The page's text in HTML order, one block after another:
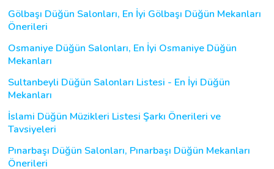
Gölbaşı Düğün Salonları, En İyi Gölbaşı Düğün Mekanları
Önerileri
Osmaniye Düğün Salonları, En İyi Osmaniye Düğün
Mekanları
Sultanbeyli Düğün Salonları Listesi - En İyi Düğün
Mekanları
İslami Düğün Müzikleri Listesi Şarkı Önerileri ve
Tavsiyeleri
Pınarbaşı Düğün Salonları, Pınarbaşı Düğün Mekanları
Önerileri